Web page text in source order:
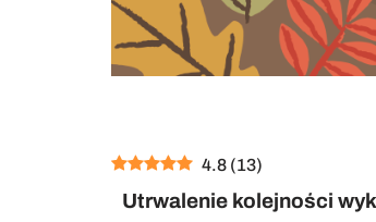
4.8 (13)
Utrwalenie kolejności